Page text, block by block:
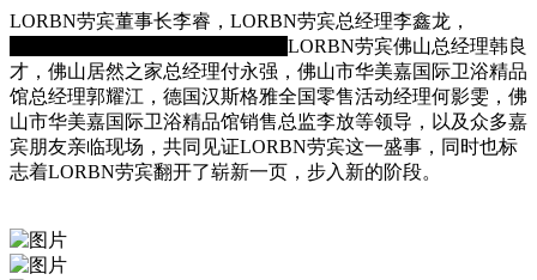
LORBN劳宾董事长李睿，LORBN劳宾总经理李鑫龙，
LORBN劳宾佛山总经理韩良
才，佛山居然之家总经理付永强，佛山市华美嘉国际卫浴精品
馆总经理郭耀江，德国汉斯格雅全国零售活动经理何影雯，佛
山市华美嘉国际卫浴精品馆销售总监李放等领导，以及众多嘉
宾朋友亲临现场，共同见证LORBN劳宾这一盛事，同时也标
志着LORBN劳宾翻开了崭新一页，步入新的阶段。